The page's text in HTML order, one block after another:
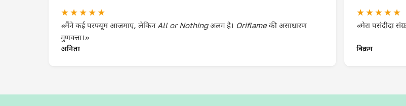
★★★★★
«मैंने कई परफ्यूम आजमाए, लेकिन All or Nothing अलग है। Oriflame की असाधारण
गुणवत्ता।»
अनिता
★★★★★
«मेरा पसंदीदा
विक्रम